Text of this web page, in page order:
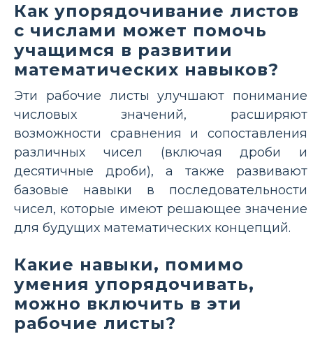
Как упорядочивание листов
с числами может помочь
учащимся в развитии
математических навыков?
Эти рабочие листы улучшают понимание
числовых значений, расширяют
возможности сравнения и сопоставления
различных чисел (включая дроби и
десятичные дроби), а также развивают
базовые навыки в последовательности
чисел, которые имеют решающее значение
для будущих математических концепций.
Какие навыки, помимо
умения упорядочивать,
можно включить в эти
рабочие листы?